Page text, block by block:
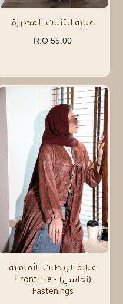
عباية الثنيات المطرزة
55.00 R.O
عباية الربطات الأمامية
(نحاسي) - Front Tie
Fastenings